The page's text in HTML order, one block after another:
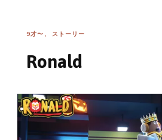
9才〜 ストーリー
Ronald